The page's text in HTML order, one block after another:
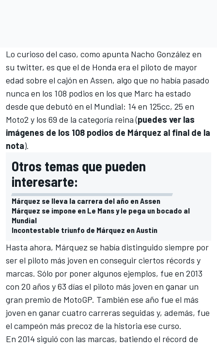
Lo curioso del caso, como apunta Nacho González en
su twitter, es que el de Honda era el piloto de mayor
edad sobre el cajón en Assen, algo que no había pasado
nunca en los 108 podios en los que Marc ha estado
desde que debutó en el Mundial: 14 en 125cc, 25 en
Moto2 y los 69 de la categoría reina (puedes ver las
imágenes de los 108 podios de Márquez al final de la
nota).
Otros temas que pueden
interesarte:
Márquez se lleva la carrera del año en Assen
Márquez se impone en Le Mans y le pega un bocado al
Mundial
Incontestable triunfo de Márquez en Austin
Hasta ahora, Márquez se había distinguido siempre por
ser el piloto más joven en conseguir ciertos récords y
marcas. Sólo por poner algunos ejemplos, fue en 2013
con 20 años y 63 días el piloto más joven en ganar un
gran premio de MotoGP. También ese año fue el más
joven en ganar cuatro carreras seguidas y, además, fue
el campeón más precoz de la historia ese curso.
En 2014 siguió con las marcas, batiendo el récord de